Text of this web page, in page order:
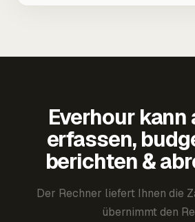
Everhour
erfassen,
berichten &
Der Rechner liefert Ihnen die
übernimmt den